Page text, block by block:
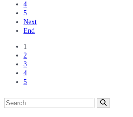
4
5
Next
End
1
2
3
4
5